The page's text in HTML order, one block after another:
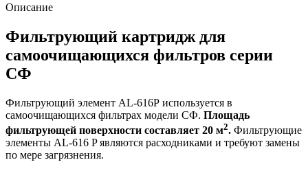
Описание
Фильтрующий картридж для
самоочищающихся фильтров серии
СФ
Фильтрующий элемент AL-616Р используется в
самоочищающихся фильтрах модели СФ. Площадь
фильтрующей поверхности составляет 20 м2. Фильтрующие
элементы AL-616 P являются расходниками и требуют замены
по мере загрязнения.